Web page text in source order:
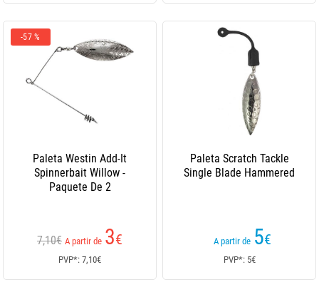
-57 %
Paleta Westin Add-It
Spinnerbait Willow -
Paquete De 2
7,10€ A partir de 3€
PVP*: 7,10€
Paleta Scratch Tackle
Single Blade Hammered
A partir de 5€
PVP*: 5€